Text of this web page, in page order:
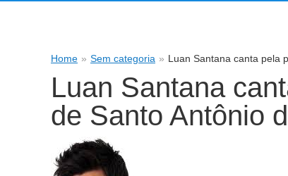
Home » Sem categoria » Luan Santana canta pela
Luan Santana
de Santo Antônio